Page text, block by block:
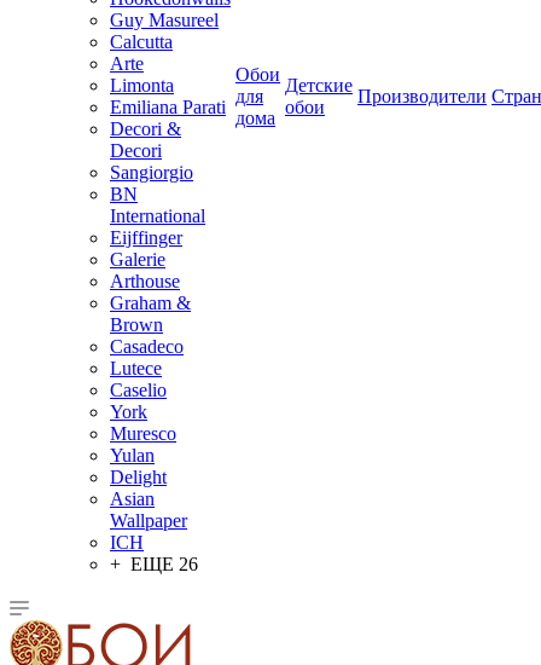
Guy Masureel
Calcutta
Arte
Limonta
Emiliana Parati
Decori &
Decori
Sangiorgio
BN
International
Eijffinger
Galerie
Arthouse
Graham &
Brown
Casadeco
Lutece
Caselio
York
Muresco
Yulan
Delight
Asian
Wallpaper
ICH
+ ЕЩЕ 26
Обои
для
дома
Детские
обои
Производители